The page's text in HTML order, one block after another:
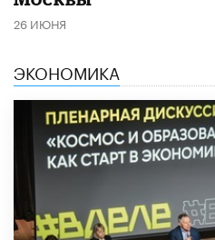
26 ИЮНЯ
ЭКОНОМИКА